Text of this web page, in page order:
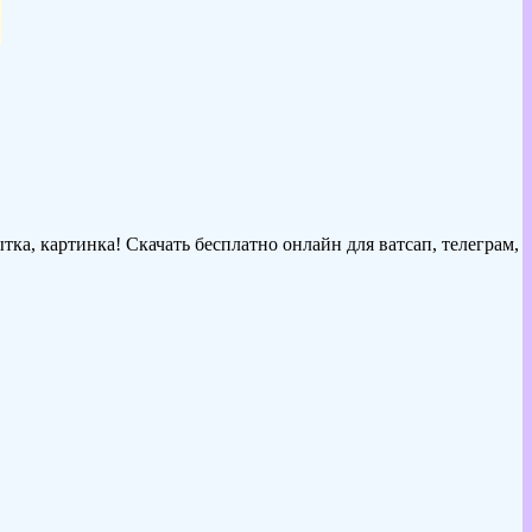
картинка! Скачать бесплатно онлайн для ватсап, телеграм,